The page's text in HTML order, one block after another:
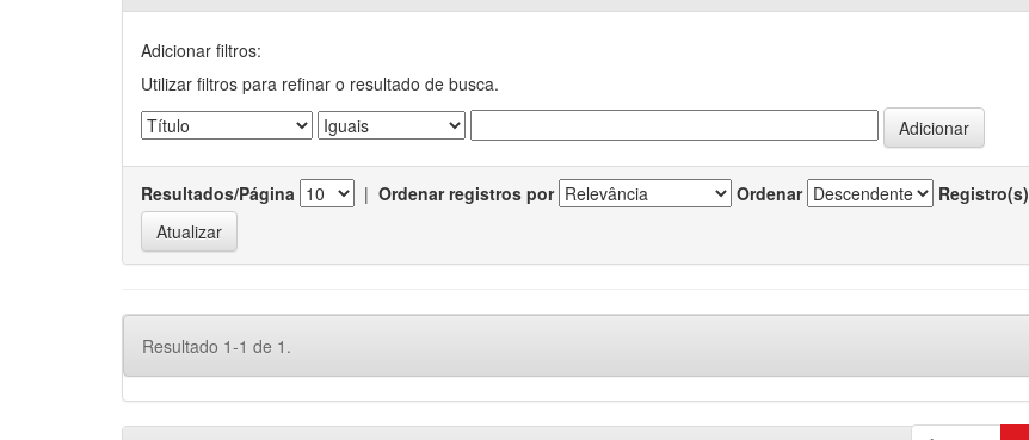
Adicionar filtros:
Utilizar filtros para refinar o resultado de busca.
Resultados/Página | Ordenar registros por Ordenar Registro(s)
Resultado 1-1 de 1.